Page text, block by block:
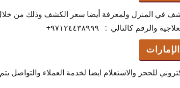
في المنزل ولمعرفة أيضا سعر الكشف وذلك من
كالتالي : ٩٧١٢٤٤٣٨٩٩٩+
للحجز والاستعلام ايضا لخدمة العملاء